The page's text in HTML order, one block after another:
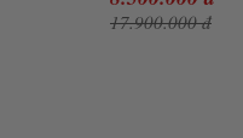
17.900.000 đ